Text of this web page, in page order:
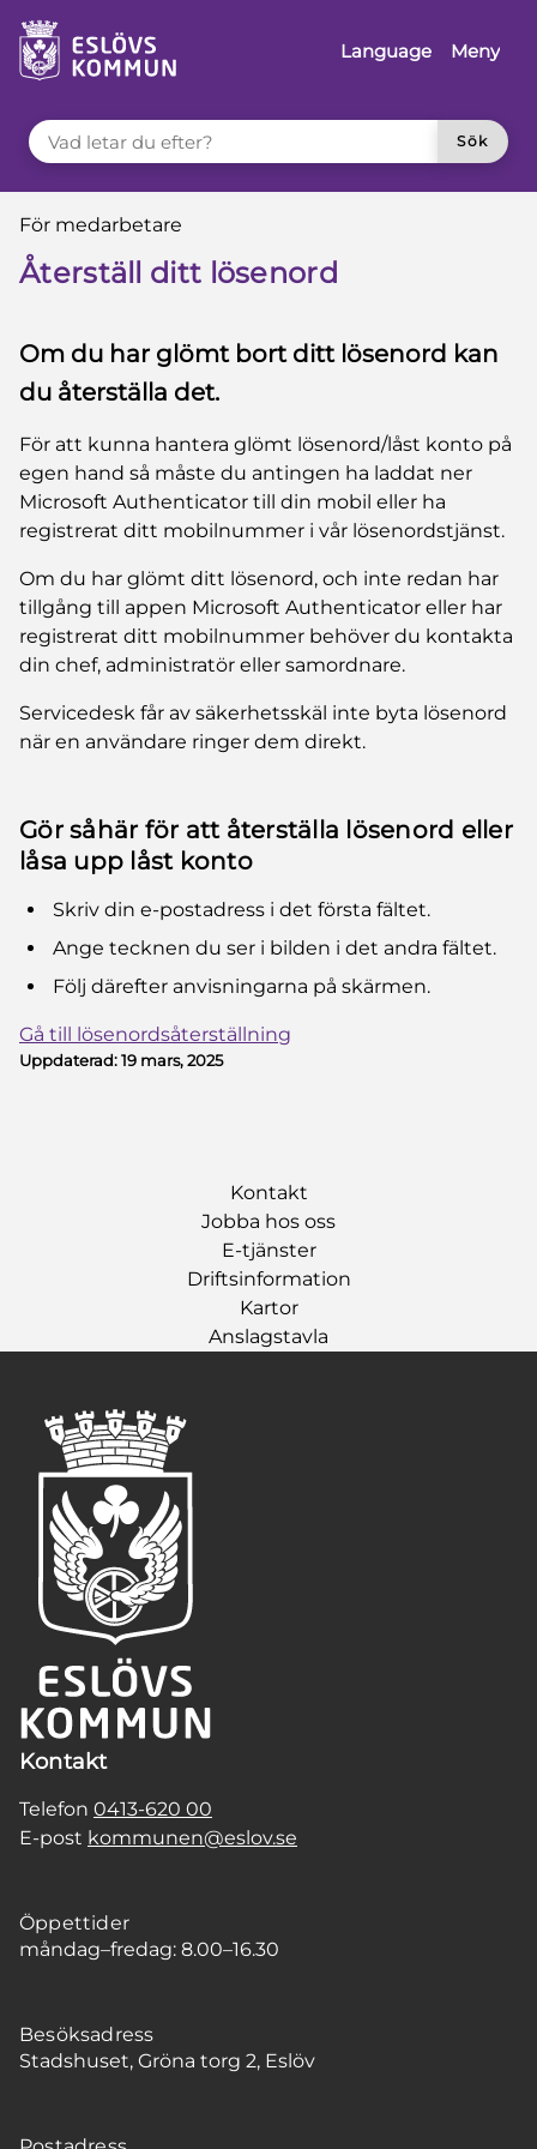
till innehåll
Language
Meny
VAD LETAR DU EFTER?
Sök
Du är här:
För medarbetare
Återställ ditt lösenord
Om du har glömt bort ditt lösenord kan
du återställa det.
För att kunna hantera glömt lösenord/låst konto på
egen hand så måste du antingen ha laddat ner
Microsoft Authenticator till din mobil eller ha
registrerat ditt mobilnummer i vår lösenordstjänst.
Om du har glömt ditt lösenord, och inte redan har
tillgång till appen Microsoft Authenticator eller har
registrerat ditt mobilnummer behöver du kontakta
din chef, administratör eller samordnare.
Servicedesk får av säkerhetsskäl inte byta lösenord
när en användare ringer dem direkt.
Gör såhär för att återställa lösenord eller
låsa upp låst konto
Skriv din e-postadress i det första fältet.
Ange tecknen du ser i bilden i det andra fältet.
Följ därefter anvisningarna på skärmen.
Gå till lösenordsåterställning
Uppdaterad:19 mars, 2025
Kontakt
Jobba hos oss
E-tjänster
Driftsinformation
Kartor
Anslagstavla
Kontakt
Telefon 0413-620 00
E-post kommunen@eslov.se
Öppettider
måndag–fredag: 8.00–16.30
Besöksadress
Stadshuset, Gröna torg 2, Eslöv